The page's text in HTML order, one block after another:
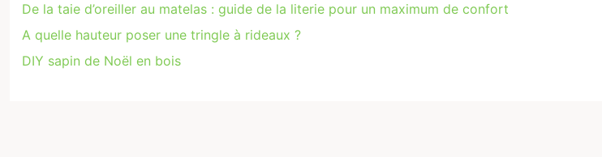
De la taie d’oreiller au matelas : guide de la literie pour un maximum de confort
A quelle hauteur poser une tringle à rideaux ?
DIY sapin de Noël en bois